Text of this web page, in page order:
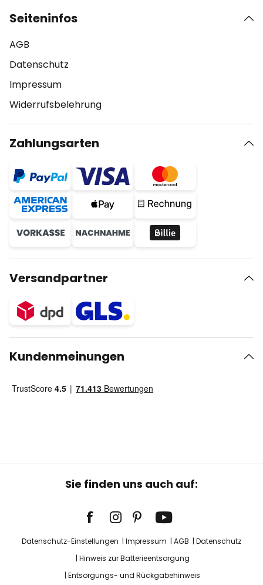
Seiteninfos
AGB
Datenschutz
Impressum
Widerrufsbelehrung
Zahlungsarten
Versandpartner
Kundenmeinungen
Sie finden uns auch auf:
Datenschutz-Einstellungen Impressum AGB
Datenschutz
Hinweis zur Batterieentsorgung
Entsorgungs- und Rückgabehinweis